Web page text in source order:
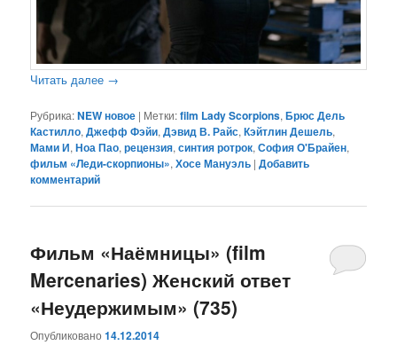
Читать далее →
Рубрика:NEW новое | Метки:film Lady Scorpions,Брюс Дель
Кастилло,Джефф Фэйи,Дэвид В. Райс,Кэйтлин Дешель,
Мами И,Ноа Пао,рецензия,синтия ротрок,София О'Брайен,
фильм «Леди-скорпионы»,Хосе Мануэль |Добавить
комментарий
Фильм «Наёмницы» (film
Mercenaries) Женский ответ
«Неудержимым» (735)
Опубликовано14.12.2014